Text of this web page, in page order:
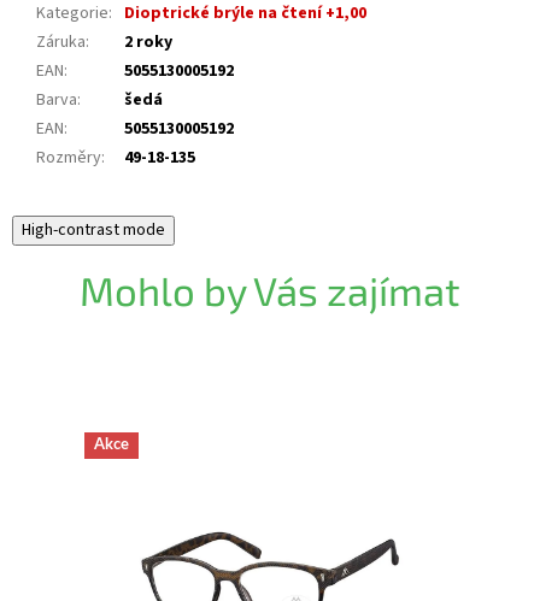
Kategorie: Dioptrické brýle na čtení +1,00
Záruka:
2 roky
EAN:
5055130005192
Barva:
šedá
EAN:
5055130005192
Rozměry: 49-18-135
High-contrast mode
Mohlo by Vás zajímat
Akce